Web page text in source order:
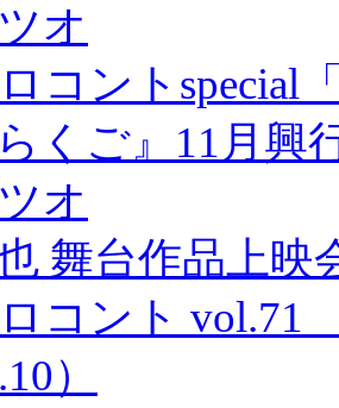
オ
コントspecial
らくご』11月
オ
舞台作品上映
コント
）